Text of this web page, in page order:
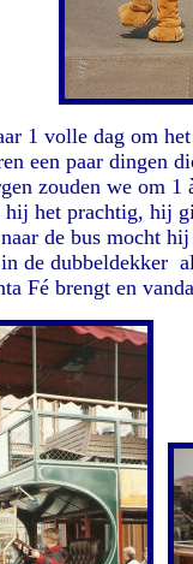
1 volle dag om
een paar dingen
zouden we om
het prachtig, hij
de bus mocht
de dubbeldekker
Fé brengt en